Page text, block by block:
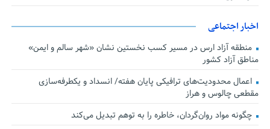
اخبار اجتماعی
منطقه آزاد ارس در مسیر کسب نخستین نشان «شهر سالم و ایمن»
مناطق آزاد کشور
اعمال محدودیت‌های ترافیکی پایان هفته/ انسداد و یکطرفه‌سازی
مقطعی چالوس و هراز
چگونه مواد روان‌گردان، خاطره را به توهم تبدیل می‌کند